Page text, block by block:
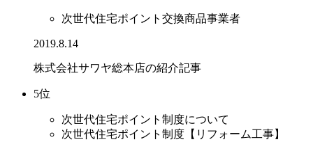
次世代住宅ポイント交換商品事業者
2019.8.14
株式会社サワヤ総本店の紹介記事
5位
次世代住宅ポイント制度について
次世代住宅ポイント制度【リフォーム工事】